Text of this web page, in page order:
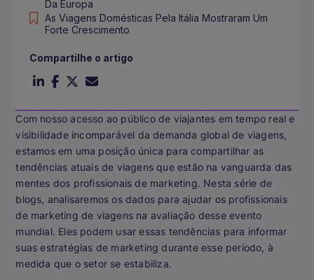
Com nosso acesso ao público de viajantes em tempo real e
visibilidade incomparável da demanda global de viagens,
estamos em uma posição única para compartilhar as
tendências atuais de viagens que estão na vanguarda das
mentes dos profissionais de marketing. Nesta série de
blogs, analisaremos os dados para ajudar os profissionais
de marketing de viagens na avaliação desse evento
mundial. Eles podem usar essas tendências para informar
suas estratégias de marketing durante esse período, à
medida que o setor se estabiliza.
Da Europa
As Viagens Domésticas Pela Itália Mostraram Um
Forte Crescimento
Compartilhe o artigo